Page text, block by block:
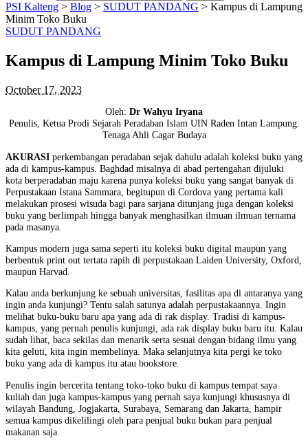
PSI Kalteng > Blog > SUDUT PANDANG > Kampus di Lampung
Minim Toko Buku
SUDUT PANDANG
Kampus di Lampung Minim Toko Buku
October 17, 2023
Oleh: Dr Wahyu Iryana
Penulis, Ketua Prodi Sejarah Peradaban Islam UIN Raden Intan Lampung.
Tenaga Ahli Cagar Budaya
AKURASI perkembangan peradaban sejak dahulu adalah koleksi buku yang
ada di kampus-kampus. Baghdad misalnya di abad pertengahan dijuluki
kota berperadaban maju karena punya koleksi buku yang sangat banyak di
Perpustakaan Istana Sammara, begitupun di Cordova yang pertama kali
melakukan prosesi wisuda bagi para sarjana ditunjang juga dengan koleksi
buku yang berlimpah hingga banyak menghasilkan ilmuan ilmuan ternama
pada masanya.
Kampus modern juga sama seperti itu koleksi buku digital maupun yang
berbentuk print out tertata rapih di perpustakaan Laiden University, Oxford,
maupun Harvad.
Kalau anda berkunjung ke sebuah universitas, fasilitas apa di antaranya yang
ingin anda kunjungi? Tentu salah satunya adalah perpustakaannya. Ingin
melihat buku-buku baru apa yang ada di rak display. Tradisi di kampus-
kampus, yang pernah penulis kunjungi, ada rak display buku baru itu. Kalau
sudah lihat, baca sekilas dan menarik serta sesuai dengan bidang ilmu yang
kita geluti, kita ingin membelinya. Maka selanjutnya kita pergi ke toko
buku yang ada di kampus itu atau bookstore.
Penulis ingin bercerita tentang toko-toko buku di kampus tempat saya
kuliah dan juga kampus-kampus yang pernah saya kunjungi khususnya di
wilayah Bandung, Jogjakarta, Surabaya, Semarang dan Jakarta, hampir
semua kampus dikelilingi oleh para penjual buku bukan para penjual
makanan saja.